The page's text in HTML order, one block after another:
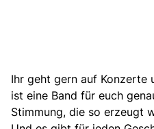
Ihr geht gern auf Konzerte
ist eine Band für euch
Stimmung, die so erzeugt